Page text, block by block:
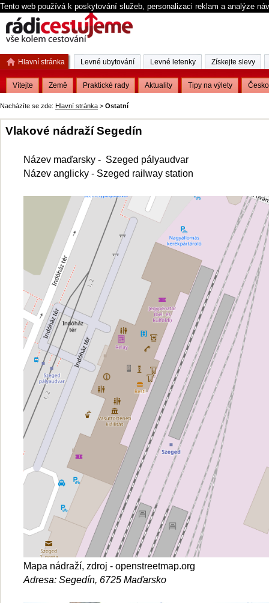
Tento web používá k poskytování služeb, personalizaci reklam a analýze
Nacházíte se zde: Hlavní stránka > Ostatní
Vlakové nádraží Segedín
Název maďarsky - Szeged pályaudvar
Název anglicky - Szeged railway station
Mapa nádraží, zdroj - openstreetmap.org
Adresa: Segedín, 6725 Maďarsko
Hlavní stránka
Vítejte Země Praktické rady Aktuality Tipy na výlety Česko
Levné ubytování Levné letenky Získejte slevy